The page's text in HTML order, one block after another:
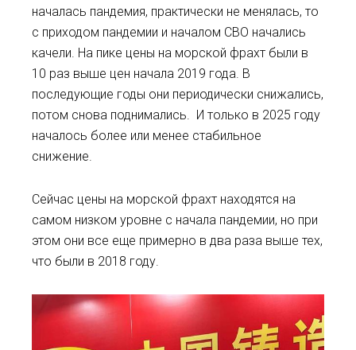
началась пандемия, практически не менялась, то
с приходом пандемии и началом СВО начались
качели. На пике цены на морской фрахт были в
10 раз выше цен начала 2019 года. В
последующие годы они периодически снижались,
потом снова поднимались. И только в 2025 году
началось более или менее стабильное
снижение.
Сейчас цены на морской фрахт находятся на
самом низком уровне с начала пандемии, но при
этом они все еще примерно в два раза выше тех,
что были в 2018 году.